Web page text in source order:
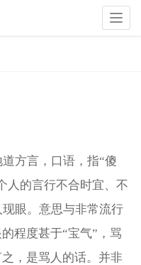
方言，口语，指“傻
人的言行不合时宜、不
眼。意思与非常流行
程度甚于“宝气”，骂
，是骂人的话。并非